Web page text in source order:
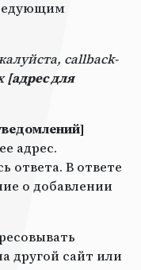
callback-
[адрес для
адрес.
ответа. В ответе
о добавлении
другой сайт или